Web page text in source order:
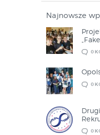
Najnowsze
0
0
0